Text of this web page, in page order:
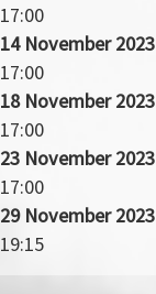
17:00
14 November 2023
17:00
18 November 2023
17:00
23 November 2023
17:00
29 November 2023
19:15